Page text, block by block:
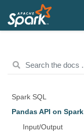
Spark SQL
Pandas API on Spark
Input/Output